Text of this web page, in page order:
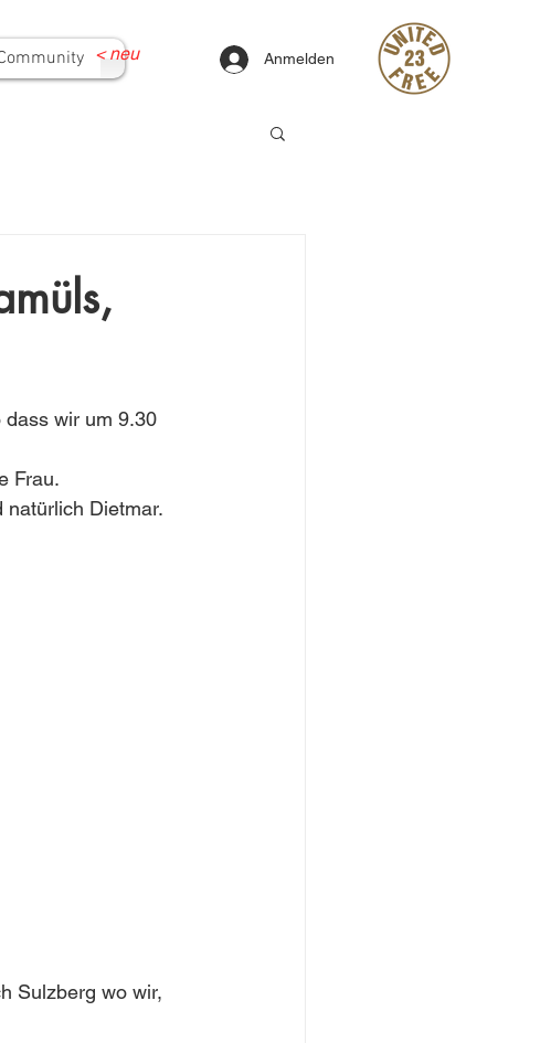
Anmelden
<neu
wir um 9.30
Frau.
natürlich Dietmar.
Sulzberg wo wir,